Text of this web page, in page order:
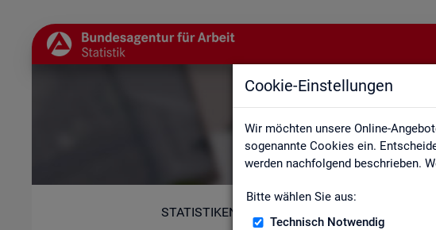
Cookie-Einstellungen
Wir möchten unsere Online-
sogenannte Cookies ein.
werden nachfolgend beschrieben.
Bitte wählen Sie aus:
Technisch Notwendig
STATISTIKEN